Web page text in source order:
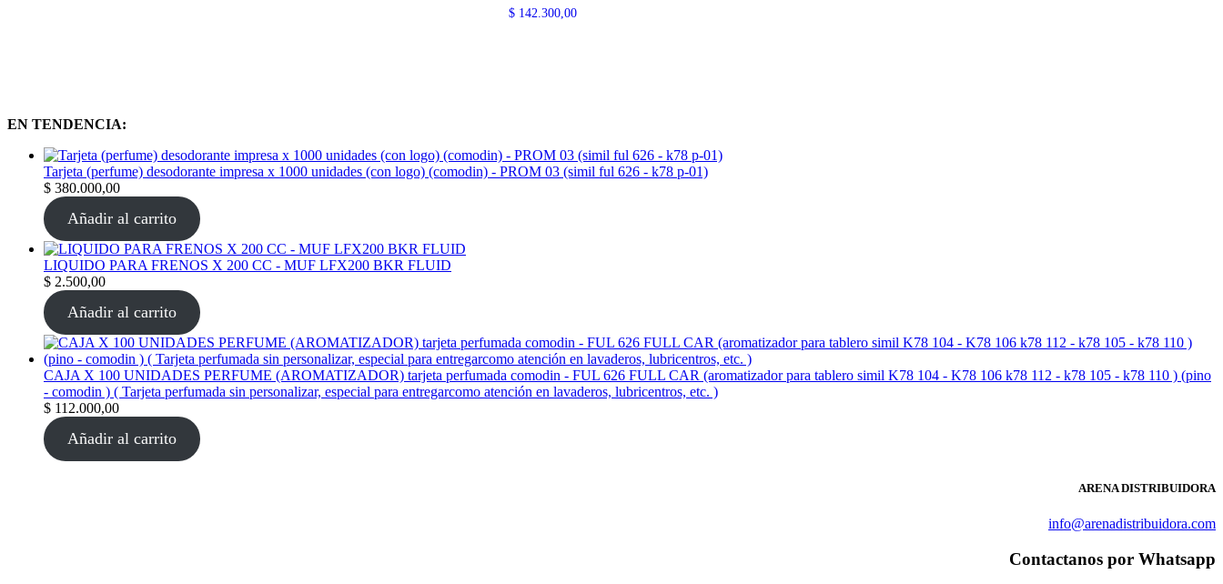
$ 142.300,00
EN TENDENCIA:
Tarjeta (perfume) desodorante impresa x 1000 unidades (con logo) (comodin) - PROM 03 (simil ful 626 - k78 p-01)
$ 380.000,00
Añadir al carrito
LIQUIDO PARA FRENOS X 200 CC - MUF LFX200 BKR FLUID
$ 2.500,00
Añadir al carrito
CAJA X 100 UNIDADES PERFUME (AROMATIZADOR) tarjeta perfumada comodin - FUL 626 FULL CAR (aromatizador para tablero simil K78 104 - K78 106 k78 112 - k78 105 - k78 110 ) (pino
- comodin ) ( Tarjeta perfumada sin personalizar, especial para entregarcomo atención en lavaderos, lubricentros, etc. )
$ 112.000,00
Añadir al carrito
ARENA DISTRIBUIDORA
info@arenadistribuidora.com
Contactanos por Whatsapp